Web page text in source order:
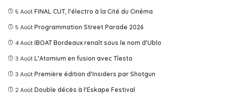
5 Août FINAL CUT, l'électro à la Cité du Cinéma
5 Août Programmation Street Parade 2026
4 Août IBOAT Bordeaux renaît sous le nom d'Ublo
3 Août L’Atomium en fusion avec Tîesto
3 Août Première édition d'Insiders par Shotgun
2 Août Double décès à l'Eskape Festival